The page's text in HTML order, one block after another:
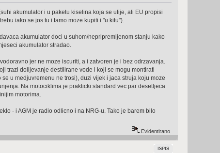
akumulator i u paketu kiselina koja se ulije, ali EU propisi
iako se jos tu i tamo moze kupiti i "u kitu").
akumulator doci u suhom/nepripremljenom stanju kako
akumulator stradao.
jer ne moze iscuriti, a i zatvoren je i bez odrzavanja.
trazi dolijevanje destilirane vode i koji se mogu montirati
u medjuvremenu ne trosi), duzi vijek i jaca struja koju moze
Na motociklima je prakticki standard vec par desetljeca
motorima.
- i AGM je radio odlicno i na NRG-u. Tako je barem bilo
Evidentirano
ISPIS